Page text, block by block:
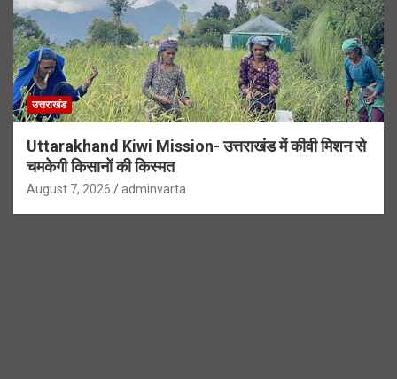
उत्तराखंड
Uttarakhand Kiwi Mission- उत्तराखंड में कीवी मिशन से
चमकेगी किसानों की किस्मत
August 7, 2026 adminvarta